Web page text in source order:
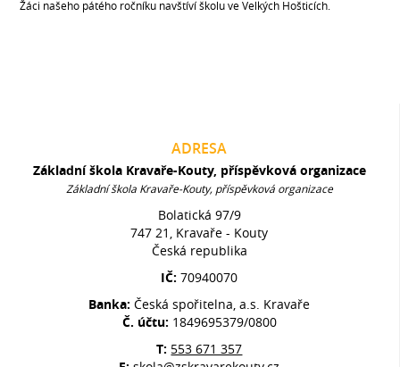
Žáci našeho pátého ročníku navštíví školu ve Velkých Hošticích.
ADRESA
Základní škola Kravaře-Kouty, příspěvková organizace
Základní škola Kravaře-Kouty, příspěvková organizace
Bolatická 97/9
747 21, Kravaře - Kouty
Česká republika
IČ:70940070
Banka:Česká spořitelna, a.s. Kravaře
Č. účtu: 1849695379/0800
T: 553 671 357